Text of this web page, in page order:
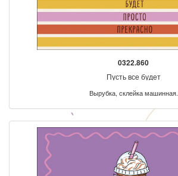
0322.860
Пусть все будет
Вырубка, склейка машинная.